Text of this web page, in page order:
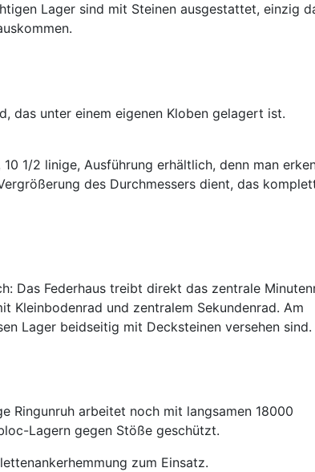
Lager sind mit Steinen ausgestattet, einzig
das unter einem eigenen Kloben gelagert ist.
1/2 linige, Ausführung erhältlich, denn man
des Durchmessers dient, das
Das Federhaus treibt direkt das zentrale
und zentralem Sekundenrad. Am
Lager beidseitig mit Decksteinen versehen sind.
Ringunruh arbeitet noch mit langsamen 18000
Lagern gegen Stöße geschützt.
zum Einsatz.